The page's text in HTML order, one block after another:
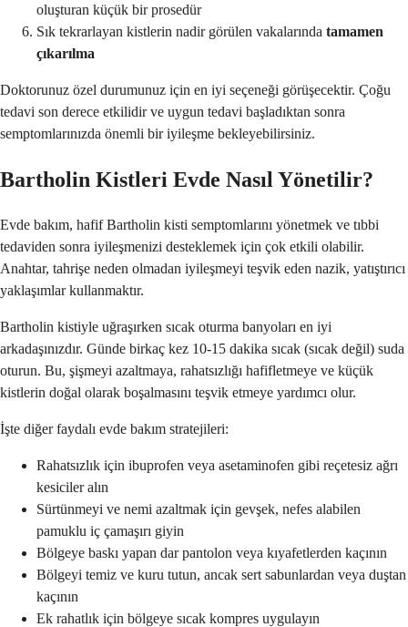
oluşturan küçük bir prosedür
Sık tekrarlayan kistlerin nadir görülen vakalarında tamamen
çıkarılma
Doktorunuz özel durumunuz için en iyi seçeneği görüşecektir. Çoğu
tedavi son derece etkilidir ve uygun tedavi başladıktan sonra
semptomlarınızda önemli bir iyileşme bekleyebilirsiniz.
Bartholin Kistleri Evde Nasıl Yönetilir?
Evde bakım, hafif Bartholin kisti semptomlarını yönetmek ve tıbbi
tedaviden sonra iyileşmenizi desteklemek için çok etkili olabilir.
Anahtar, tahrişe neden olmadan iyileşmeyi teşvik eden nazik, yatıştırıcı
yaklaşımlar kullanmaktır.
Bartholin kistiyle uğraşırken sıcak oturma banyoları en iyi
arkadaşınızdır. Günde birkaç kez 10-15 dakika sıcak (sıcak değil) suda
oturun. Bu, şişmeyi azaltmaya, rahatsızlığı hafifletmeye ve küçük
kistlerin doğal olarak boşalmasını teşvik etmeye yardımcı olur.
İşte diğer faydalı evde bakım stratejileri:
Rahatsızlık için ibuprofen veya asetaminofen gibi reçetesiz ağrı
kesiciler alın
Sürtünmeyi ve nemi azaltmak için gevşek, nefes alabilen
pamuklu iç çamaşırı giyin
Bölgeye baskı yapan dar pantolon veya kıyafetlerden kaçının
Bölgeyi temiz ve kuru tutun, ancak sert sabunlardan veya duştan
kaçının
Ek rahatlık için bölgeye sıcak kompres uygulayın